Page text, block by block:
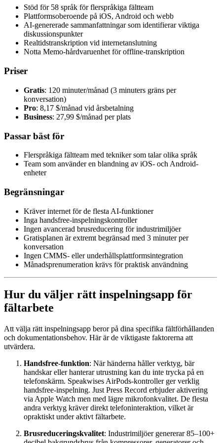
Stöd för 58 språk för flerspråkiga fältteam
Plattformsoberoende på iOS, Android och webb
AI-genererade sammanfattningar som identifierar viktiga
diskussionspunkter
Realtidstranskription vid internetanslutning
Notta Memo-hårdvaruenhet för offline-transkription
Priser
Gratis: 120 minuter/månad (3 minuters gräns per
konversation)
Pro: 8,17 $/månad vid årsbetalning
Business: 27,99 $/månad per plats
Passar bäst för
Flerspråkiga fältteam med tekniker som talar olika språk
Team som använder en blandning av iOS- och Android-
enheter
Begränsningar
Kräver internet för de flesta AI-funktioner
Inga handsfree-inspelningskontroller
Ingen avancerad brusreducering för industrimiljöer
Gratisplanen är extremt begränsad med 3 minuter per
konversation
Ingen CMMS- eller underhållsplattformsintegration
Månadsprenumeration krävs för praktisk användning
Hur du väljer rätt inspelningsapp för
fältarbete
Att välja rätt inspelningsapp beror på dina specifika fältförhållanden
och dokumentationsbehov. Här är de viktigaste faktorerna att
utvärdera.
Handsfree-funktion: När händerna håller verktyg, bär
handskar eller hanterar utrustning kan du inte trycka på en
telefonskärm. Speakwises AirPods-kontroller ger verklig
handsfree-inspelning. Just Press Record erbjuder aktivering
via Apple Watch men med lägre mikrofonkvalitet. De flesta
andra verktyg kräver direkt telefoninteraktion, vilket är
opraktiskt under aktivt fältarbete.
Brusreduceringskvalitet: Industrimiljöer genererar 85–100+